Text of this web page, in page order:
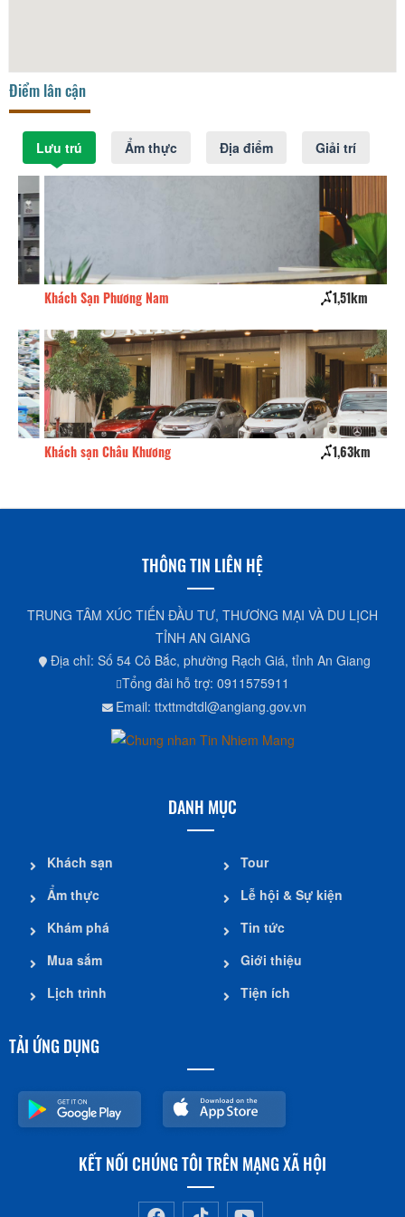
Điểm lân cận
Lưu trú Ẩm thực Địa điểm Giải trí
Khách Sạn Phương Nam 1,51km
Khách sạn Châu Khương 1,63km
THÔNG TIN LIÊN HỆ
TRUNG TÂM XÚC TIẾN ĐẦU TƯ, THƯƠNG MẠI VÀ DU LỊCH
TỈNH AN GIANG
Địa chỉ: Số 54 Cô Bắc, phường Rạch Giá, tỉnh An Giang
Tổng đài hỗ trợ: 0911575911
Email: ttxttmdtdl@angiang.gov.vn
DANH MỤC
Khách sạn
Ẩm thực
Khám phá
Mua sắm
Lịch trình
Tour
Lễ hội & Sự kiện
Tin tức
Giới thiệu
Tiện ích
TẢI ỨNG DỤNG
KẾT NỐI CHÚNG TÔI TRÊN MẠNG XÃ HỘI